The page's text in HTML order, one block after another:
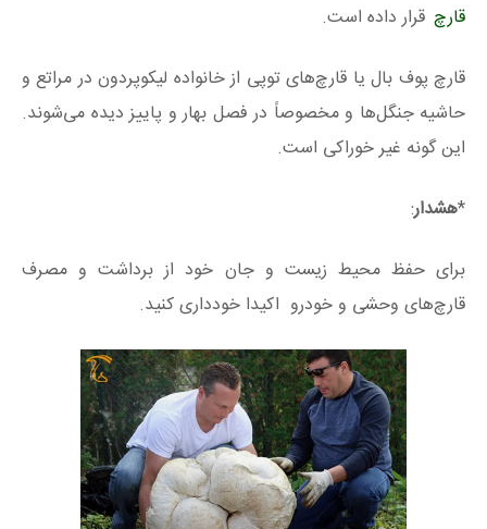
قارچ قرار داده است.
قارچ پوف‌ بال یا قارچ‌های توپی از خانواده لیکوپردون در مراتع و
حاشیه جنگل‌ها و مخصوصاً در فصل بهار و پاییز دیده می‌شوند.
این گونه غیر خوراکی است.
*هشدار:
برای حفظ محیط زیست و جان خود از برداشت و مصرف
قارچ‌های وحشی و خودرو اکیدا خودداری کنید.